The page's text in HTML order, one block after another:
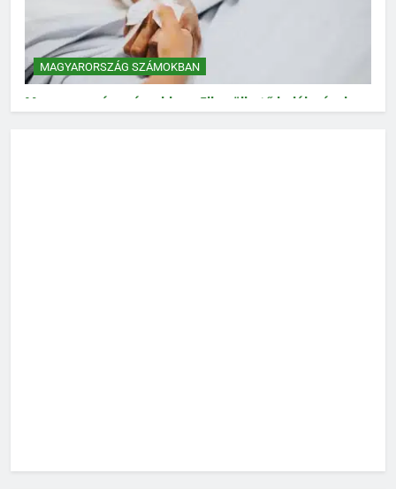
MAGYARORSZÁG SZÁMOKBAN
Magyarország számokban: Elkerülhető halálozások